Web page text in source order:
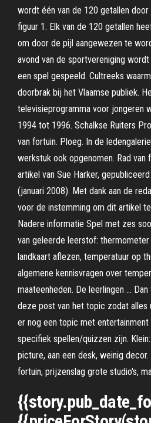
wordt één van de 120 getallen
figuur 1. Elk van de 120 getallen
om door de pijl aangewezen te
avond van de sportvereniging
een spel gespeeld. Cultreeks
doorbrak bij het Vlaamse publiek.
televisieprogramma voor jongeren
1994 tot 1996. Schalkse Ruiters
van fortuin. Ploeg. In de
werkstuk ook opgenomen. Rad van
artikel van Sue Harker,
(januari 2008). Met dank aan de
voor de instemming om dit artikel
Nadere informatie Spel met zes
van geleerde leerstof:
landkaart aflezen, temperatuur op
algemene kennisvragen over
maateenheden. De leerlingen …
deze post van het topic zodat alles
er nog een topic met
specifiek spellen/quizzen zijn.
picture, aan een desk, weinig
fortuin, prijzenslag grote studio's,